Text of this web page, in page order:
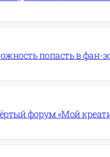
попасть в фан-
форум «Мой